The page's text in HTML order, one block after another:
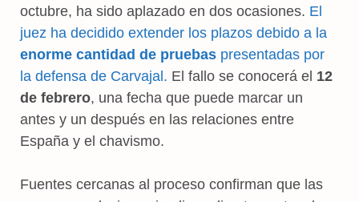
octubre, ha sido aplazado en dos ocasiones. El
juez ha decidido extender los plazos debido a la
enorme cantidad de pruebas presentadas por
la defensa de Carvajal. El fallo se conocerá el 12
de febrero, una fecha que puede marcar un
antes y un después en las relaciones entre
España y el chavismo.
Fuentes cercanas al proceso confirman que las